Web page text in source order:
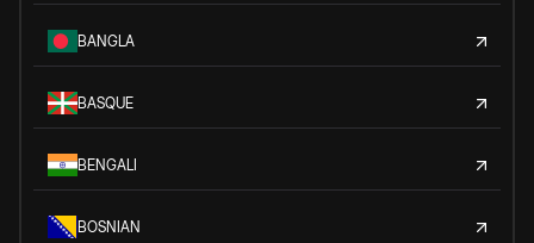
BANGLA
BASQUE
BENGALI
BOSNIAN